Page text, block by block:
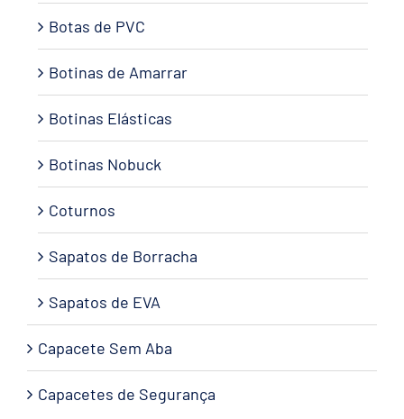
Botas de PVC
Botinas de Amarrar
Botinas Elásticas
Botinas Nobuck
Coturnos
Sapatos de Borracha
Sapatos de EVA
Capacete Sem Aba
Capacetes de Segurança